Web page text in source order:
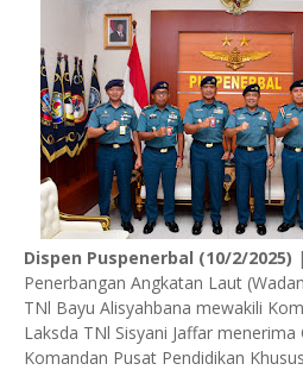
Dispen Puspenerbal (10/2/2025)
Penerbangan Angkatan Laut
TNl Bayu Alisyahbana mewakili
Laksda TNl Sisyani Jaffar menerima
Komandan Pusat Pendidikan